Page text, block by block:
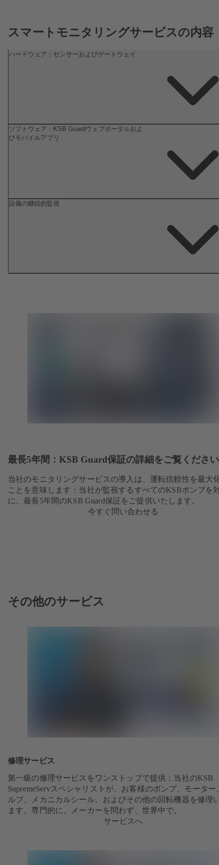
スマートモニタリングサービスの内容
ハードウェア：センサーおよびゲートウェイ
ソフトウェア：KSB Guardウェブポータルおよ
びモバイルアプリ
設備の継続的監視
最長5年間：KSB Guard保証の詳細をご覧ください
当社のモニタリングサービスの導入は、運転信頼性を最大
ことを意味します：当社が監視するすべてのKSBポンプを
に、最長5年間のKSB Guard保証をご提供いたします。
今すぐ問い合わせる
その他のサービス
修理サービス
第一級の修理サービスをワンストップで提供：当社のKSB
SupremeServスペシャリストが、お客様のポンプ、モーター
ルブ、メカニカルシール、およびその他の回転機器を修理
ます。専門的に、メーカーを問わず、世界中で。
サービスへ